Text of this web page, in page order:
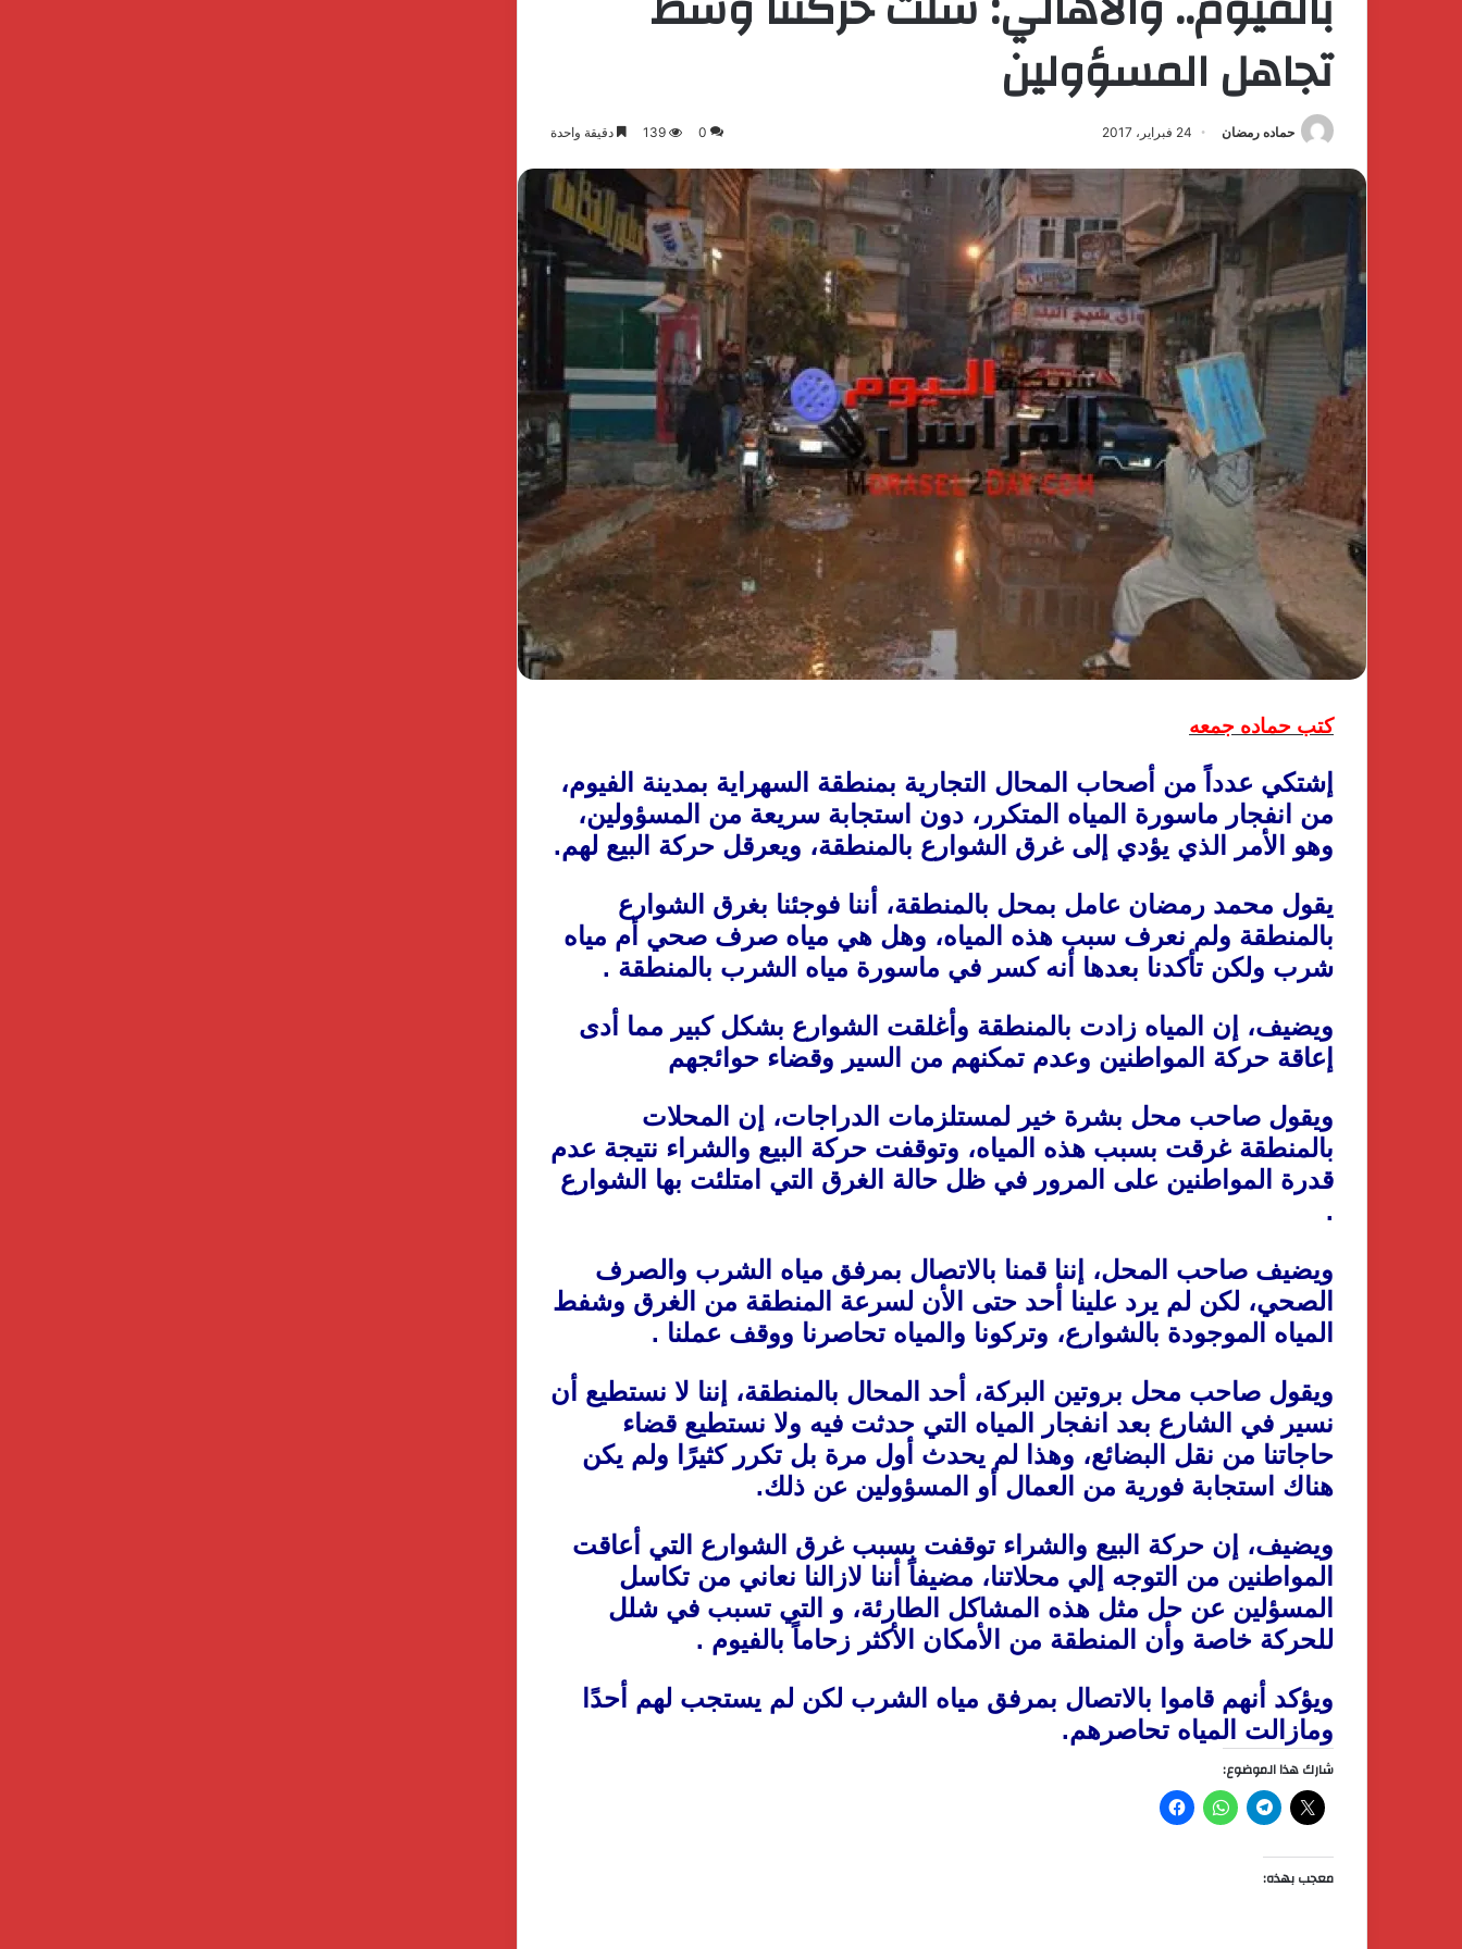
تجاهل المسؤولين
حماده رمضان 24 فبراير، 2017 0
139 دقيقة واحدة
كتب حماده جمعه
إشتكي عدداً من أصحاب المحال التجارية بمنطقة السهراية بمدينة الفيوم،
من انفجار ماسورة المياه المتكرر، دون استجابة سريعة من المسؤولين،
وهو الأمر الذي يؤدي إلى غرق الشوارع بالمنطقة، ويعرقل حركة البيع لهم.
يقول محمد رمضان عامل بمحل بالمنطقة، أننا فوجئنا بغرق الشوارع
بالمنطقة ولم نعرف سبب هذه المياه، وهل هي مياه صرف صحي أم مياه
شرب ولكن تأكدنا بعدها أنه كسر في ماسورة مياه الشرب بالمنطقة .
ويضيف، إن المياه زادت بالمنطقة وأغلقت الشوارع بشكل كبير مما أدى
إعاقة حركة المواطنين وعدم تمكنهم من السير وقضاء حوائجهم
ويقول صاحب محل بشرة خير لمستلزمات الدراجات، إن المحلات
بالمنطقة غرقت بسبب هذه المياه، وتوقفت حركة البيع والشراء نتيجة عدم
قدرة المواطنين على المرور في ظل حالة الغرق التي امتلئت بها الشوارع
.
ويضيف صاحب المحل، إننا قمنا بالاتصال بمرفق مياه الشرب والصرف
الصحي، لكن لم يرد علينا أحد حتى الأن لسرعة المنطقة من الغرق وشفط
المياه الموجودة بالشوارع، وتركونا والمياه تحاصرنا ووقف عملنا .
ويقول صاحب محل بروتين البركة، أحد المحال بالمنطقة، إننا لا نستطيع أن
نسير في الشارع بعد انفجار المياه التي حدثت فيه ولا نستطيع قضاء
حاجاتنا من نقل البضائع، وهذا لم يحدث أول مرة بل تكرر كثيرًا ولم يكن
هناك استجابة فورية من العمال أو المسؤولين عن ذلك.
ويضيف، إن حركة البيع والشراء توقفت بسبب غرق الشوارع التي أعاقت
المواطنين من التوجه إلي محلاتنا، مضيفاً أننا لازالنا نعاني من تكاسل
المسؤلين عن حل مثل هذه المشاكل الطارئة، و التي تسبب في شلل
للحركة خاصة وأن المنطقة من الأمكان الأكثر زحاماً بالفيوم .
ويؤكد أنهم قاموا بالاتصال بمرفق مياه الشرب لكن لم يستجب لهم أحدًا
ومازالت المياه تحاصرهم.
شارك هذا الموضوع:
معجب بهذه: